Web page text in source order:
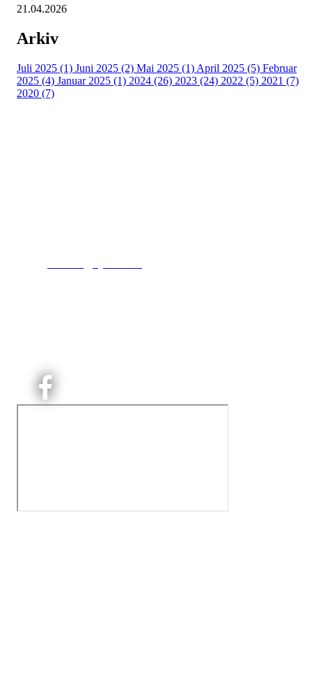
21.04.2026
Arkiv
Juli 2025 (1) Juni 2025 (2) Mai 2025 (1) April 2025 (5) Februar
2025 (4) Januar 2025 (1) 2024 (26) 2023 (24) 2022 (5) 2021 (7)
2020 (7)